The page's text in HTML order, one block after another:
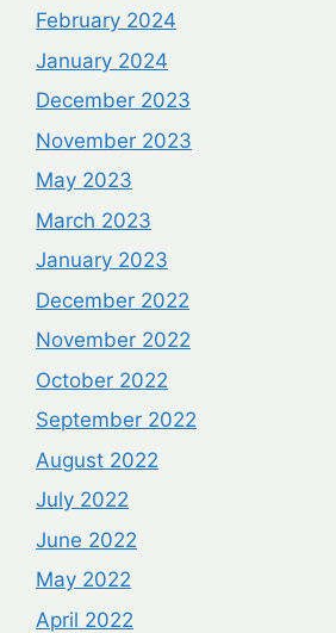
February 2024
January 2024
December 2023
November 2023
May 2023
March 2023
January 2023
December 2022
November 2022
October 2022
September 2022
August 2022
July 2022
June 2022
May 2022
April 2022